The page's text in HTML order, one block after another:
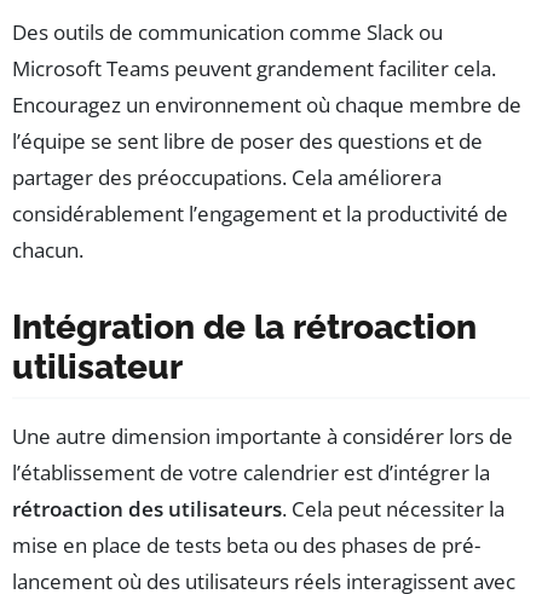
Des outils de communication comme Slack ou
Microsoft Teams peuvent grandement faciliter cela.
Encouragez un environnement où chaque membre de
l’équipe se sent libre de poser des questions et de
partager des préoccupations. Cela améliorera
considérablement l’engagement et la productivité de
chacun.
Intégration de la rétroaction
utilisateur
Une autre dimension importante à considérer lors de
l’établissement de votre calendrier est d’intégrer la
rétroaction des utilisateurs. Cela peut nécessiter la
mise en place de tests beta ou des phases de pré-
lancement où des utilisateurs réels interagissent avec